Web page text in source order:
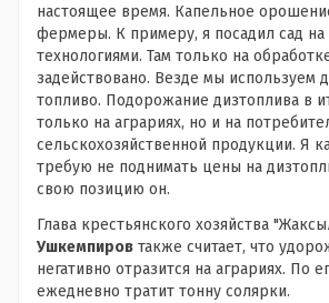
настоящее время. Капельное
фермеры. К примеру, я посадил сад на
технологиями. Там только на
задействовано. Везде мы используем
топливо. Подорожание дизтоплива в
только на аграриях, но и на
сельскохозяйственной продукции. Я
требую не поднимать цены на
свою позицию он.
Глава крестьянского хозяйства
Ушкемпиров также считает, что
негативно отразится на аграриях. По
ежедневно тратит тонну солярки.